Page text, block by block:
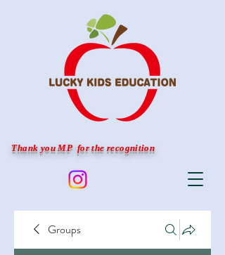
Thank you MP for the recognition
Groups